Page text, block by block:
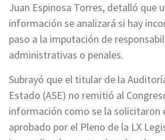
Juan Espinosa Torres, detalló que
información se analizará si hay
paso a la imputación de
administrativas o penales.
Subrayó que el titular de la
Estado (ASE) no remitió al
información como se la solicitaron
aprobado por el Pleno de la LX